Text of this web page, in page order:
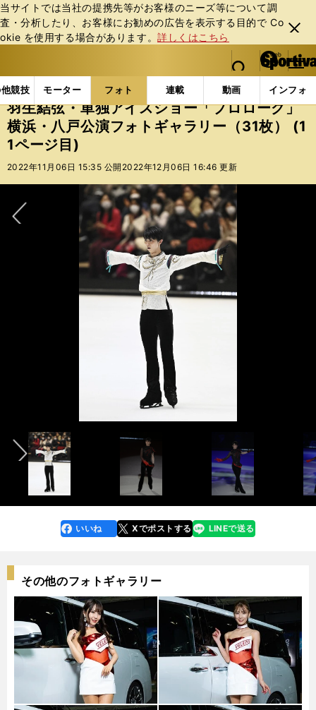
当サイトでは当社の提携先等がお客様のニーズ等について調
査・分析したり、お客様にお勧めの広告を表⽰する⽬的で Co
okie を使⽤する場合があります。詳しくはこちら
閉じ
る
web Sportiva (webスポルティーバ)
検索
マイペ
ー
ジ
メニュ
競技 モーター フォト 連載 動画 インフォ
b
ス
ポ
ル
テ
ー
バ
フォトギャラリー 羽生結弦・単独アイスショー「プ
羽生結弦・単独アイスショー「プロローグ」
横浜・八戸公演フォトギャラリー（31枚） (1
1ページ目)
2022年11月06日 15:35 公開 2022年12月06日 16:46 更新
photo by Noto Sunao（a presto）
記事＜羽生結弦「僕の人生史上でも初めてのこと」に直面。アイスショー
記事＜羽生結弦「僕の人生史上でも初めてのこと」に直面。アイスショー
faceboo
k
いいね Xでポストする
line LINEで送る
その他のフォトギャラリー